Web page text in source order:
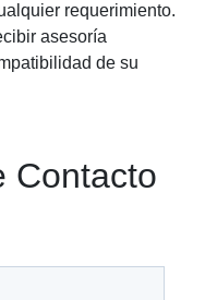
requerimiento.
asesoría
de su
Contacto